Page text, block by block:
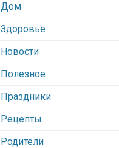
Дом
Здоровье
Новости
Полезное
Праздники
Рецепты
Родители